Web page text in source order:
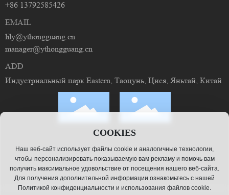
+86 13792585426
EMAIL
lily@ythongguang.cn
manager@ythongguang.cn
ADD
Индустриальный парк Eastern, Таоцунь, Цися, Яньтай, Китай
COOKIES
Наш веб-сайт использует файлы cookie и аналогичные технологии,
чтобы персонализировать показываемую вам рекламу и помочь вам
получить максимальное удовольствие от посещения нашего веб-сайта.
Для получения дополнительной информации ознакомьтесь с нашей
Политикой конфиденциальности и использования файлов cookie.